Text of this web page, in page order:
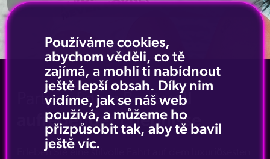
Party auf dem Bootvoll
aufregender Erlebnisse
Erleben Sie eine stilvolle Fahrt auf dem luxuriösesten
Používáme cookies,
abychom věděli, co tě
zajímá, a mohli ti nabídnout
ještě lepší obsah. Díky nim
vidíme, jak se náš web
používá, a můžeme ho
přizpůsobit tak, aby tě bavil
ještě víc.